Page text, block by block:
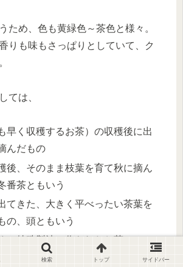
ため、色も黄緑色～茶色と様々。
りも味もさっぱりとしていて、ク
ては、
早く収穫するお茶）の収穫後に出
んだもの
後、そのまま枝葉を育て秋に摘ん
番茶ともいう
てきた、大きく平べったい茶葉を
の、頭ともいう
、特殊製法で作られたお茶
検索 トップ サイドバー